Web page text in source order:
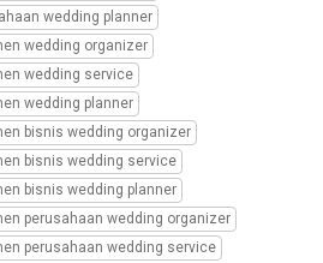
wedding planner
wedding organizer
wedding service
wedding planner
bisnis wedding organizer
bisnis wedding service
bisnis wedding planner
perusahaan wedding organizer
perusahaan wedding service